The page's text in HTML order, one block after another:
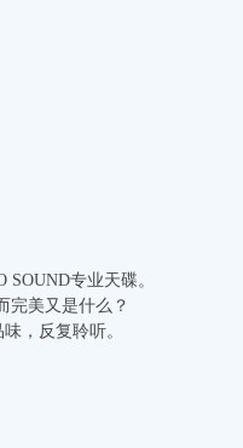
专业天碟。
完美又是什么？
，反复聆听。